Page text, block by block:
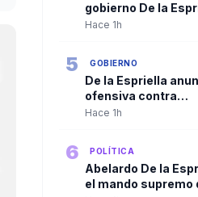
gobierno De la
Trasladan a más de
Hace 1h
5 GOBIERNO
De la Espriella
ofensiva contra
organizaciones
Hace 1h
6 POLÍTICA
Abelardo De la
el mando supremo